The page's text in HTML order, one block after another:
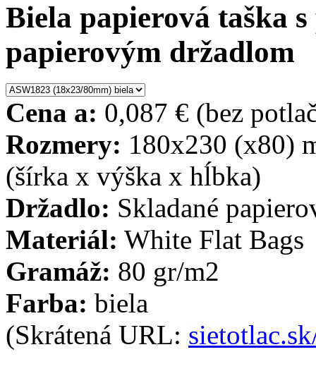
Biela papierová taška
papierovým držadlom
Cena a: 0,087 € (bez
Rozmery: 180x230 (x80)
(šírka x výška x hĺbka)
Držadlo: Skladané
Materiál: White Flat Bags
Gramáž: 80 gr/m2
Farba: biela
(Skrátená URL: